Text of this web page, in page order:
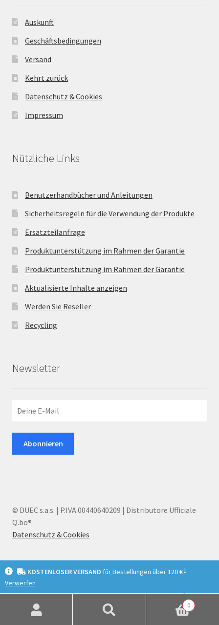
Auskunft
Geschäftsbedingungen
Versand
Kehrt zurück
Datenschutz & Cookies
Impressum
Nützliche Links
Benutzerhandbücher und Anleitungen
Sicherheitsregeln für die Verwendung der Produkte
Ersatzteilanfrage
Produktunterstützung im Rahmen der Garantie
Produktunterstützung im Rahmen der Garantie
Aktualisierte Inhalte anzeigen
Werden Sie Reseller
Recycling
Newsletter
© DUEC s.a.s. | P.IVA 00440640209 | Distributore Ufficiale
Q.bo®
Datenschutz & Cookies
0
KOSTENLOSER VERSAND für Bestellungen über 120 €I
Verwerfen
Deutsch